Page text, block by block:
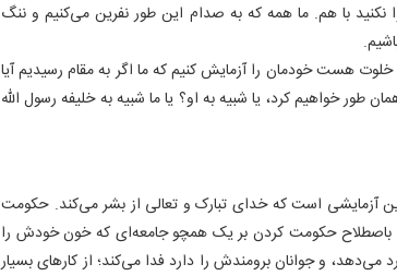
نکنید با هم. ما همه که به صدام این طور نفرین می‌کنیم و ننگ
هست خودمان را آزمایش کنیم که ما اگر به مقام رسیدیم آیا
خواهیم کرد، یا شبیه به او؟ یا ما شبیه به خلیفه رسول الله
آزمایشی است که خدای تبارک و تعالی از بشر می‌کند. حکومت
حکومت کردن بر یک همچو جامعه‌ای که خون خودش را
می‌دهد، و جوانان برومندش را دارد فدا می‌کند؛ از کارهای بسیار